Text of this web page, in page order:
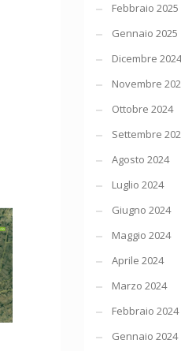
Febbraio 2025
Gennaio 2025
Dicembre 2024
Novembre
Ottobre 2024
Settembre
Agosto 2024
Luglio 2024
Giugno 2024
Maggio 2024
Aprile 2024
Marzo 2024
Febbraio 2024
Gennaio 2024